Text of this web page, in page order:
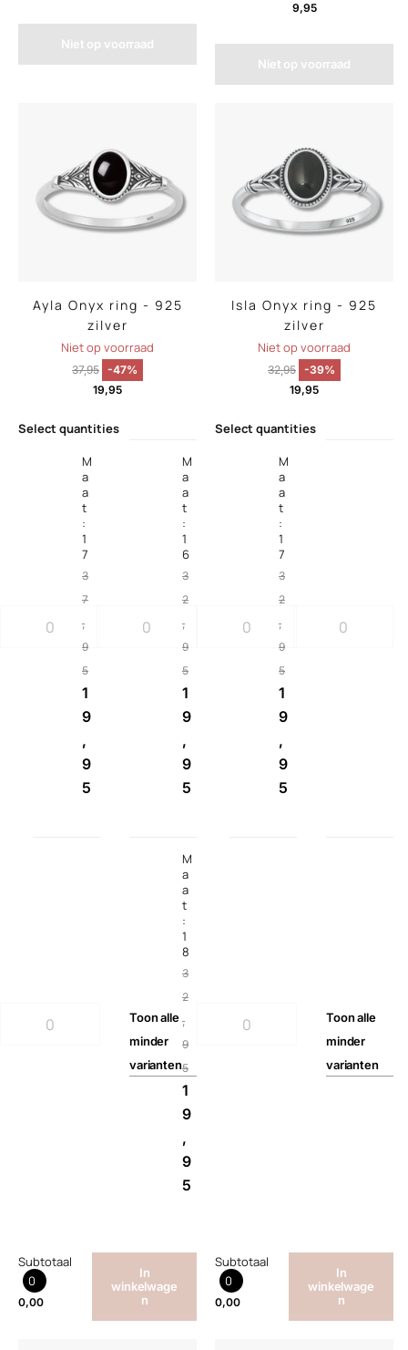
Niet op voorraad
9,95
Niet op voorraad
Ayla Onyx ring - 925
zilver
Niet op voorraad
37,95 -47%
19,95
Select quantities
M
a
a
t
:
1
7
3
7
,
9
5
1
9
,
9
5
Toonalle
minder
varianten
Subtotaal
0
0,00
In
winkelwage
n
Isla Onyx ring - 925
zilver
Niet op voorraad
32,95 -39%
19,95
Select quantities
M
a
a
t
:
1
6
3
2
,
9
5
1
9
,
9
5
M
a
a
t
:
1
7
3
2
,
9
5
1
9
,
9
5
M
a
a
t
:
1
8
3
2
,
9
5
1
9
,
9
5
Toonalle
minder
varianten
Subtotaal
0
0,00
In
winkelwage
n